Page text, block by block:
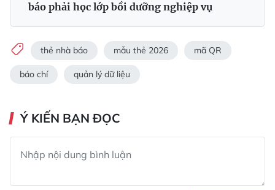
báo phải học lớp bồi dưỡng nghiệp vụ
thẻ nhà báo mẫu thẻ 2026 mã QR
báo chí quản lý dữ liệu
Ý KIẾN BẠN ĐỌC